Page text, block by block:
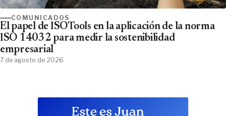
COMUNICADOS
El papel de ISOTools en la aplicación de la norma
ISO 14032 para medir la sostenibilidad
empresarial
7 de agosto de 2026